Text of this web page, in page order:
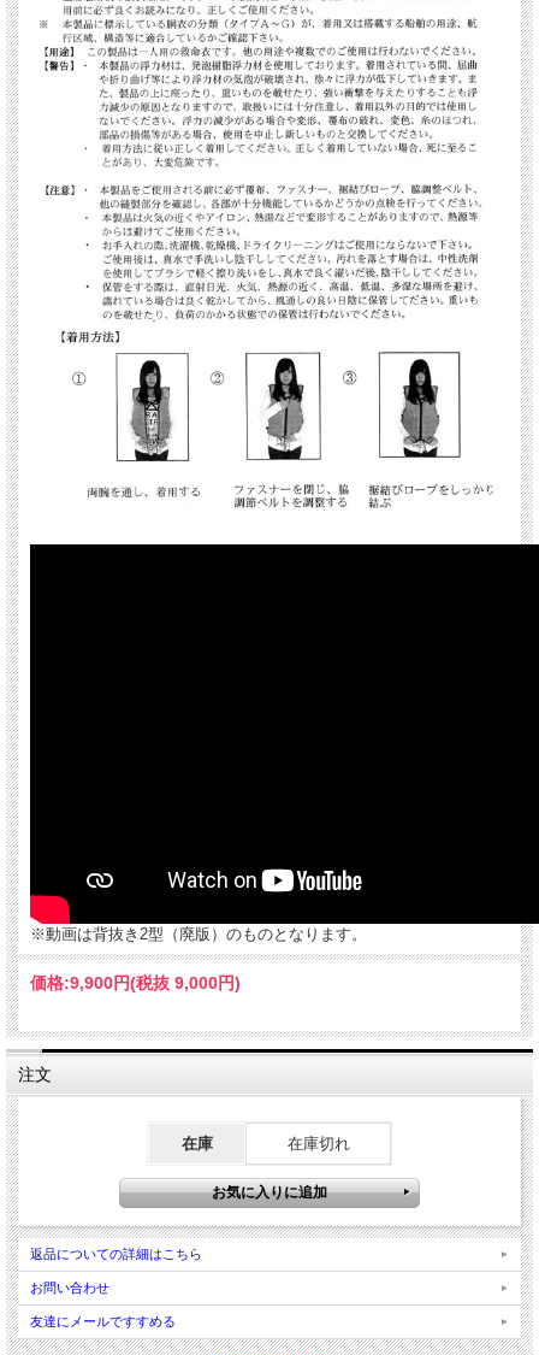
※動画は背抜き2型（廃版）のものとなります。
価格:9,900円(税抜 9,000円)
注文
在庫 在庫切れ
返品についての詳細はこちら
お問い合わせ
友達にメールですすめる